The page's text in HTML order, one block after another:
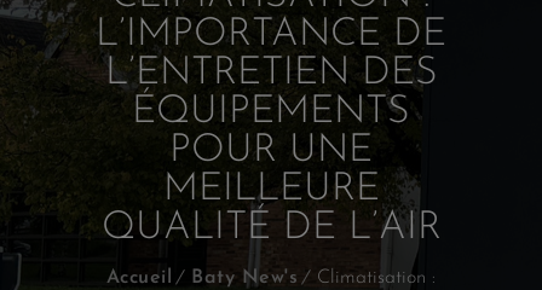
L’IMPORTANCE DE
L’ENTRETIEN DES
ÉQUIPEMENTS
POUR UNE
MEILLEURE
QUALITÉ DE L’AIR
Accueil Baty New's
Climatisation :